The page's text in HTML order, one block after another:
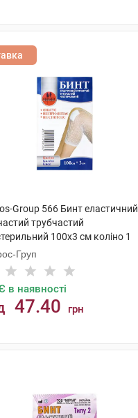
Group 566 Бинт еластичний
трубчастий
100х3 см коліно 1
Груп
в наявності
47.40 грн